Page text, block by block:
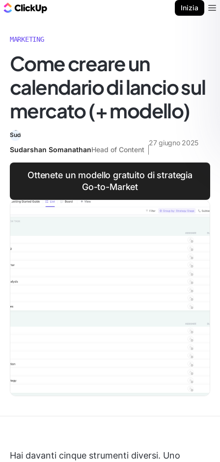
Inizia
MARKETING
Come creare un
calendario di lancio sul
mercato (+ modello)
Sudarshan SomanathanHead of Content
27 giugno 2025
Ottenete un modello gratuito di strategia
Go-to-Market
Hai davanti cinque strumenti diversi. Uno